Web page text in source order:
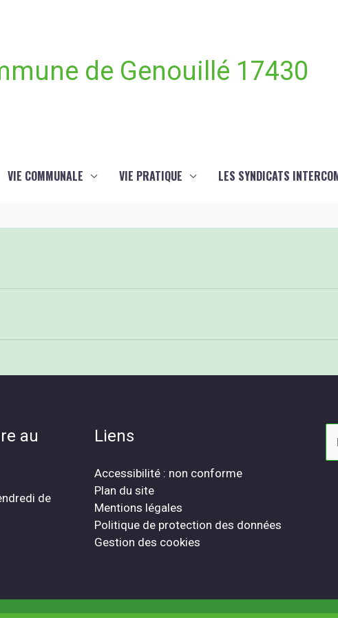
de Genouillé 17430
VIE COMMUNALE VIE PRATIQUE LES SYNDICATS
au
de
Liens
Accessibilité : non conforme
Plan du site
Mentions légales
Politique de protection des données
Gestion des cookies